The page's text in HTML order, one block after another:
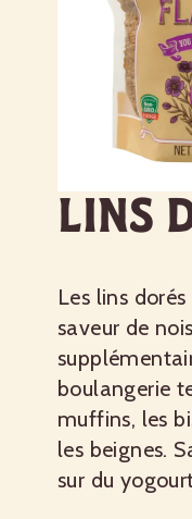
Lins
Les lins
saveur de
boulangerie
muffins, les
les beignes.
sur du